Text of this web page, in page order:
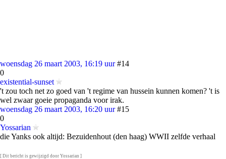
woensdag 26 maart 2003, 16:19 uur #14
0
existential-sunset
't zou toch net zo goed van 't regime van hussein kunnen komen? 't is
wel zwaar goeie propaganda voor irak.
woensdag 26 maart 2003, 16:20 uur #15
0
Yossarian
die Yanks ook altijd: Bezuidenhout (den haag) WWII zelfde verhaal
[ Dit bericht is gewijzigd door Yossarian ]